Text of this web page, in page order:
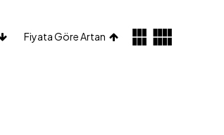
Fiyata Göre Artan